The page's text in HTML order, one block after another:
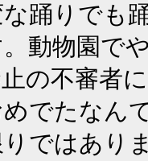
踊りでも
動物園で
の不審者
でたなん
ではあり